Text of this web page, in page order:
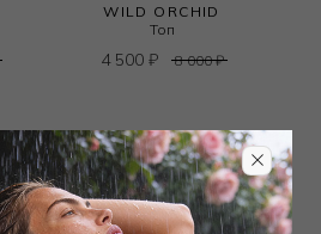
WILD ORCHID
Топ
4 500 ₽ 8 000₽